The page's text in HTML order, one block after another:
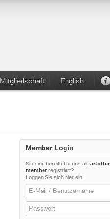
Mitgliedschaft English
Member Login
Sie sind bereits bei uns als artoffer
memberregistriert?
Loggen Sie sich hier ein:
E-Mail / Benutzername
Passwort